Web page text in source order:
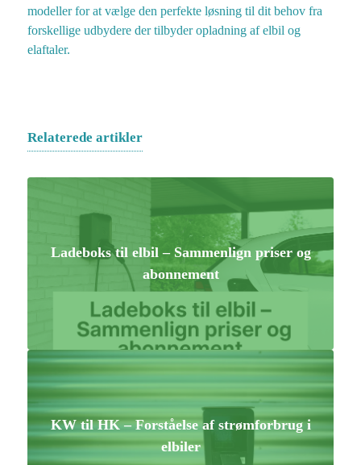
modeller for at vælge den perfekte løsning til dit behov fra
forskellige udbydere der tilbyder opladning af elbil og
elaftaler.
Relaterede artikler
Ladeboks til elbil – Sammenlign priser og
abonnement
KW til HK – Forståelse af strømforbrug i
elbiler